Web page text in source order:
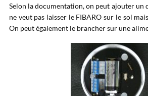
Selon la documentation, on peut ajouter un
ne veut pas laisser le FIBARO sur le sol
On peut également le brancher sur une